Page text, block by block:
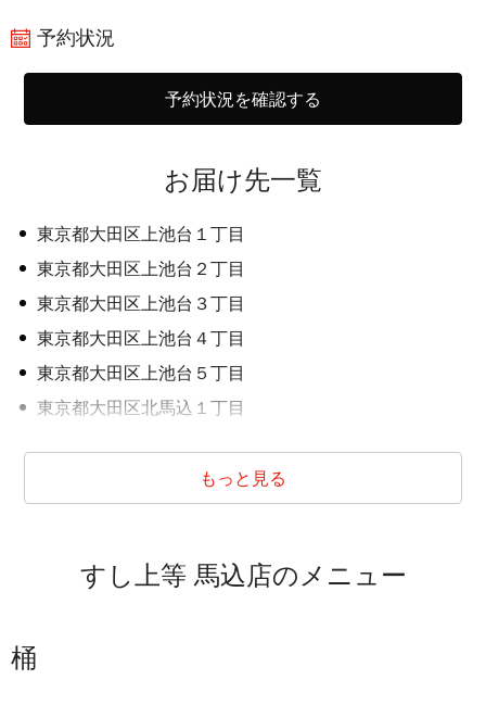
予約状況
予約状況を確認する
お届け先一覧
東京都大田区上池台１丁目
東京都大田区上池台２丁目
東京都大田区上池台３丁目
東京都大田区上池台４丁目
東京都大田区上池台５丁目
東京都大田区北馬込１丁目
東京都大田区山王１丁目
東京都大田区山王４丁目
もっと見る
すし上等 馬込店のメニュー
桶